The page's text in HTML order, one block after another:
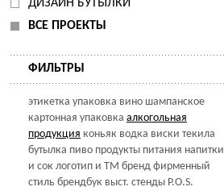
ДИЗАЙН БУТЫЛКИ
ВСЕ ПРОЕКТЫ
ФИЛЬТРЫ
этикетка упаковка вино шампанское
картонная упаковка алкогольная
продукция коньяк водка виски текила
бутылка пиво продукты питания напитки
и сок логотип и ТМ бренд фирменный
стиль брендбук выст. стенды P.O.S.